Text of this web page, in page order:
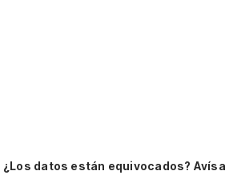
¿Los datos están equivocados?